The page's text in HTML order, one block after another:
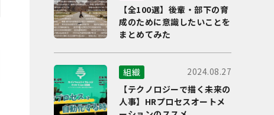
【全100選】後輩・部下の育
成のために意識したいことを
まとめてみた
組織
2024.08.27
【テクノロジーで描く未来の
人事】HRプロセスオートメ